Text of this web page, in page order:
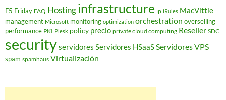
F5 Friday FAQ Hostinginfrastructure ip iRules MacVittie
management Microsoft monitoring optimization orchestration overselling
performance PKI Plesk policy precio private cloud computing Reseller SDC
securityservidores Servidores HSaaSServidores VPS
spam spamhaus Virtualización